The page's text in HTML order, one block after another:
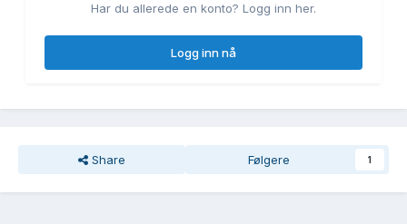
Har du allerede en konto? Logg inn her.
Logg inn nå
Share Følgere 1